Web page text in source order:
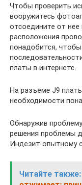
Чтобы проверить
вооружитесь
отсоедините от
расположения
понадобится,
платы в интернете.
На разъеме J9
необходимости
Обнаружив
решения проблемы
Индезит опытному
Читайте также: